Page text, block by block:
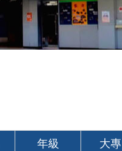
年級 大